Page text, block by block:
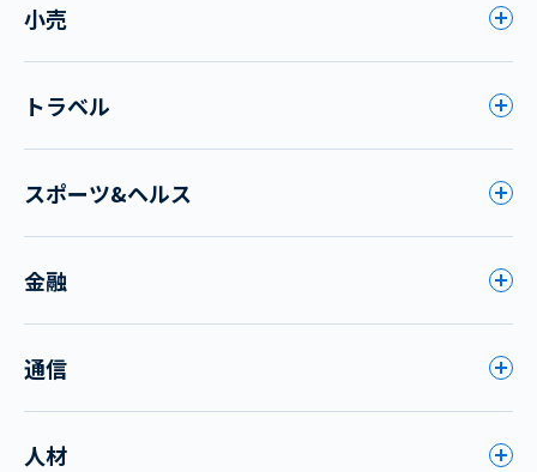
小売
トラベル
スポーツ&ヘルス
金融
通信
人材